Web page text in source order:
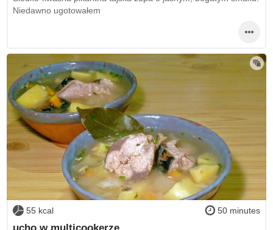
Niedawno ugotowałem
55 kcal 50 minutes
ucho w multicookerze